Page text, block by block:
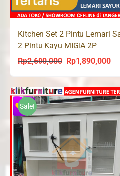
Kitchen Set 2 Pintu Lemari
2 Pintu Kayu MIGIA 2P
Rp2,600,000
Original
was:
Rp2,600,000.
Rp1,890,000
is:
Sale!